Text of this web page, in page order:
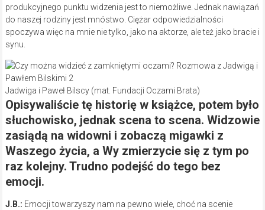
produkcyjnego punktu widzenia jest to niemożliwe. Jednak nawiązań
do naszej rodziny jest mnóstwo. Ciężar odpowiedzialności
spoczywa więc na mnie nie tylko, jako na aktorze, ale też jako bracie i
synu.
Jadwiga i Paweł Bilscy (mat. Fundacji Oczami Brata)
Opisywaliście tę historię w książce, potem było
słuchowisko, jednak scena to scena. Widzowie
zasiądą na widowni i zobaczą migawki z
Waszego życia, a Wy zmierzycie się z tym po
raz kolejny. Trudno podejść do tego bez
emocji.
J.B.: Emocji towarzyszy nam na pewno wiele, choć na scenie